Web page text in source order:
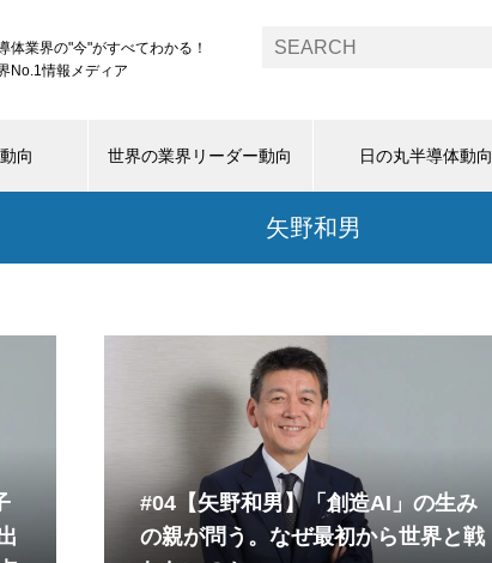
体業界の"今"がすべてわかる！
No.1情報メディア
向 世界の業界リーダー動向 日の丸半導体動向
矢野和男
#04【矢野和男】「創造AI」の生み
の親が問う。なぜ最初から世界と戦